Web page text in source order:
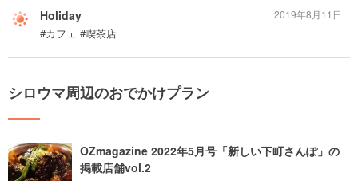
Holiday
#カフェ #喫茶店
2019年8月11日
シロウマ周辺のおでかけプラン
OZmagazine 2022年5月号「新しい下町さんぽ」の
掲載店舗vol.2